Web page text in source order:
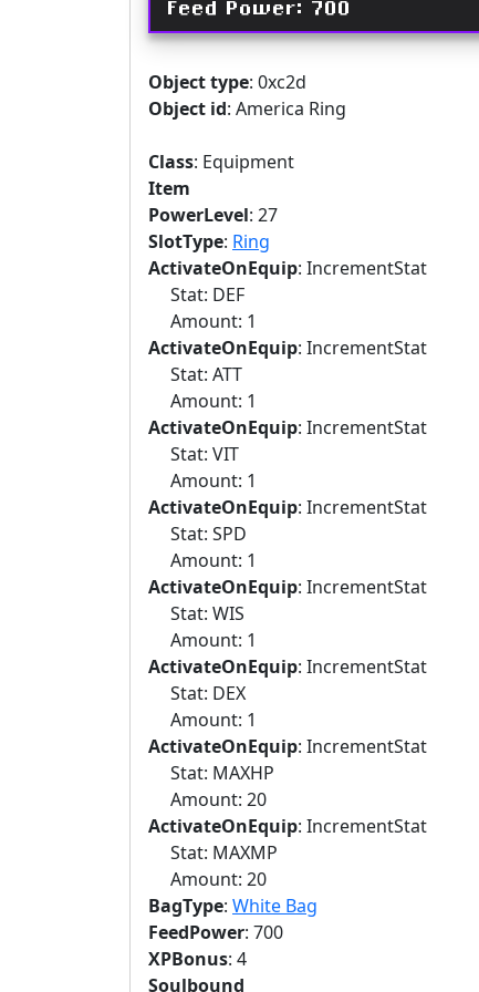
Feed Power: 700
Object type: 0xc2d
Object id: America Ring
Class: Equipment
Item
PowerLevel: 27
SlotType: Ring
ActivateOnEquip: IncrementStat
Stat: DEF
Amount: 1
ActivateOnEquip: IncrementStat
Stat: ATT
Amount: 1
ActivateOnEquip: IncrementStat
Stat: VIT
Amount: 1
ActivateOnEquip: IncrementStat
Stat: SPD
Amount: 1
ActivateOnEquip: IncrementStat
Stat: WIS
Amount: 1
ActivateOnEquip: IncrementStat
Stat: DEX
Amount: 1
ActivateOnEquip: IncrementStat
Stat: MAXHP
Amount: 20
ActivateOnEquip: IncrementStat
Stat: MAXMP
Amount: 20
BagType: White Bag
FeedPower: 700
XPBonus: 4
Soulbound